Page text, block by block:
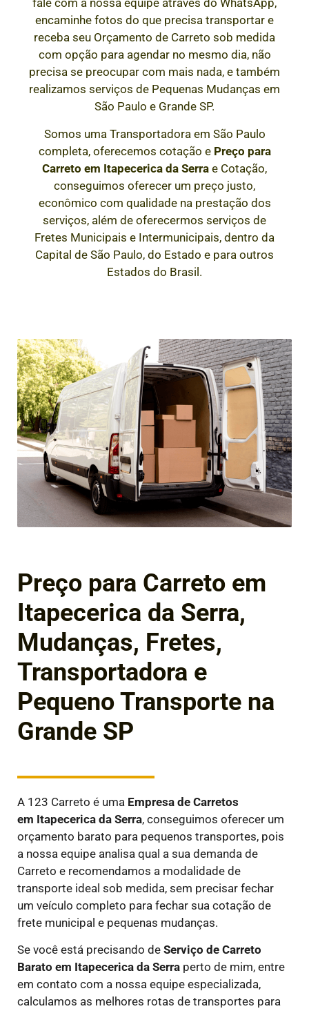
fale com a nossa equipe através do WhatsApp,
encaminhe fotos do que precisa transportar e
receba seu Orçamento de Carreto sob medida
com opção para agendar no mesmo dia, não
precisa se preocupar com mais nada, e também
realizamos serviços de Pequenas Mudanças em
São Paulo e Grande SP.
Somos uma Transportadora em São Paulo
completa, oferecemos cotação e Preço para
Carreto em Itapecerica da Serra e Cotação,
conseguimos oferecer um preço justo,
econômico com qualidade na prestação dos
serviços, além de oferecermos serviços de
Fretes Municipais e Intermunicipais, dentro da
Capital de São Paulo, do Estado e para outros
Estados do Brasil.
Preço para Carreto em
Itapecerica da Serra,
Mudanças, Fretes,
Transportadora e
Pequeno Transporte na
Grande SP
A 123 Carreto é uma Empresa de Carretos
em Itapecerica da Serra, conseguimos oferecer um
orçamento barato para pequenos transportes, pois
a nossa equipe analisa qual a sua demanda de
Carreto e recomendamos a modalidade de
transporte ideal sob medida, sem precisar fechar
um veículo completo para fechar sua cotação de
frete municipal e pequenas mudanças.
Se você está precisando de Serviço de Carreto
Barato em Itapecerica da Serra perto de mim, entre
em contato com a nossa equipe especializada,
calculamos as melhores rotas de transportes para